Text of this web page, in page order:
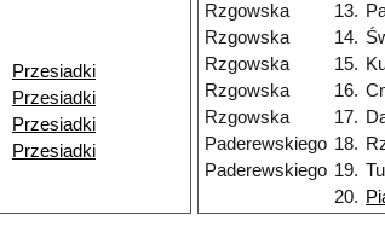
Przesiadki
Przesiadki
Przesiadki
Przesiadki
Rzgowska
13.
Rzgowska
14.
Rzgowska
15.
Rzgowska
16.
Rzgowska
17.
Paderewskiego 18.
Paderewskiego 19.
20.